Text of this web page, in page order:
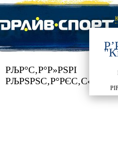
РЉР°С‚Р°Р»РЅРІ
РЉРЅРЅС‚Р°РЄС‚С‹